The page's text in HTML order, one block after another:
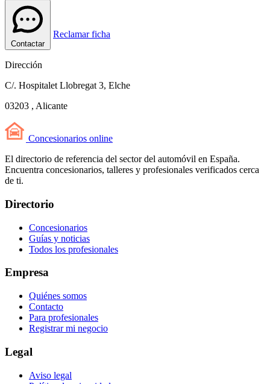
Contactar
Reclamar ficha
Dirección
C/. Hospitalet Llobregat 3, Elche
03203 , Alicante
Concesionarios online
El directorio de referencia del sector del automóvil en España.
Encuentra concesionarios, talleres y profesionales verificados cerca
de ti.
Directorio
Concesionarios
Guías y noticias
Todos los profesionales
Empresa
Quiénes somos
Contacto
Para profesionales
Registrar mi negocio
Legal
Aviso legal